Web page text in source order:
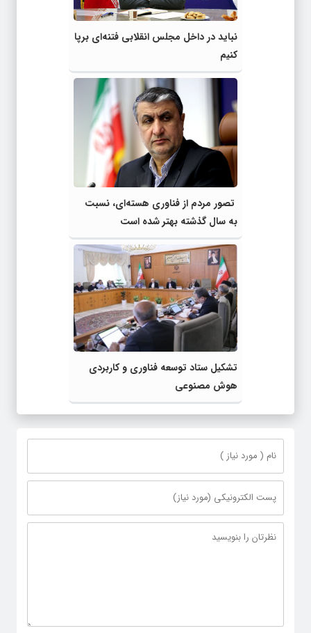
نباید در داخل مجلس انقلابی فتنه‌ای برپا
کنیم
تصور مردم از فناوری هسته‌ای، نسبت
به سال گذشته بهتر شده است
تشکیل ستاد توسعه فناوری و کاربردی
هوش مصنوعی